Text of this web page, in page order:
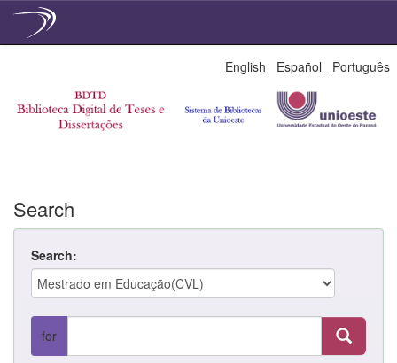
English Español Português
Search
Search:
for